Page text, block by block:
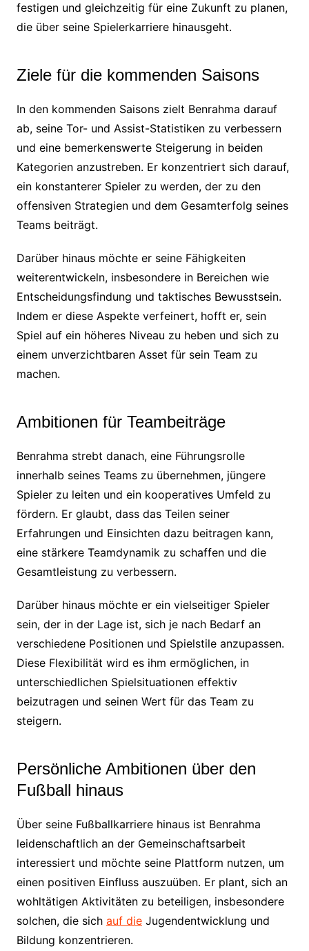
festigen und gleichzeitig für eine Zukunft zu planen,
die über seine Spielerkarriere hinausgeht.
Ziele für die kommenden Saisons
In den kommenden Saisons zielt Benrahma darauf
ab, seine Tor- und Assist-Statistiken zu verbessern
und eine bemerkenswerte Steigerung in beiden
Kategorien anzustreben. Er konzentriert sich darauf,
ein konstanterer Spieler zu werden, der zu den
offensiven Strategien und dem Gesamterfolg seines
Teams beiträgt.
Darüber hinaus möchte er seine Fähigkeiten
weiterentwickeln, insbesondere in Bereichen wie
Entscheidungsfindung und taktisches Bewusstsein.
Indem er diese Aspekte verfeinert, hofft er, sein
Spiel auf ein höheres Niveau zu heben und sich zu
einem unverzichtbaren Asset für sein Team zu
machen.
Ambitionen für Teambeiträge
Benrahma strebt danach, eine Führungsrolle
innerhalb seines Teams zu übernehmen, jüngere
Spieler zu leiten und ein kooperatives Umfeld zu
fördern. Er glaubt, dass das Teilen seiner
Erfahrungen und Einsichten dazu beitragen kann,
eine stärkere Teamdynamik zu schaffen und die
Gesamtleistung zu verbessern.
Darüber hinaus möchte er ein vielseitiger Spieler
sein, der in der Lage ist, sich je nach Bedarf an
verschiedene Positionen und Spielstile anzupassen.
Diese Flexibilität wird es ihm ermöglichen, in
unterschiedlichen Spielsituationen effektiv
beizutragen und seinen Wert für das Team zu
steigern.
Persönliche Ambitionen über den
Fußball hinaus
Über seine Fußballkarriere hinaus ist Benrahma
leidenschaftlich an der Gemeinschaftsarbeit
interessiert und möchte seine Plattform nutzen, um
einen positiven Einfluss auszuüben. Er plant, sich an
wohltätigen Aktivitäten zu beteiligen, insbesondere
solchen, die sich auf dieJugendentwicklung und
Bildung konzentrieren.